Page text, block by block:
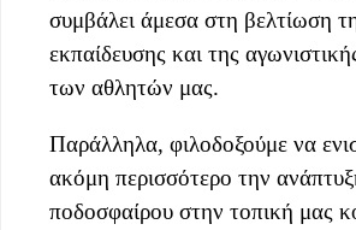
συμβάλει άμεσα στη βελτίωση
εκπαίδευσης και της
των αθλητών μας.
Παράλληλα, φιλοδοξούμε να
ακόμη περισσότερο την
ποδοσφαίρου στην τοπική μας